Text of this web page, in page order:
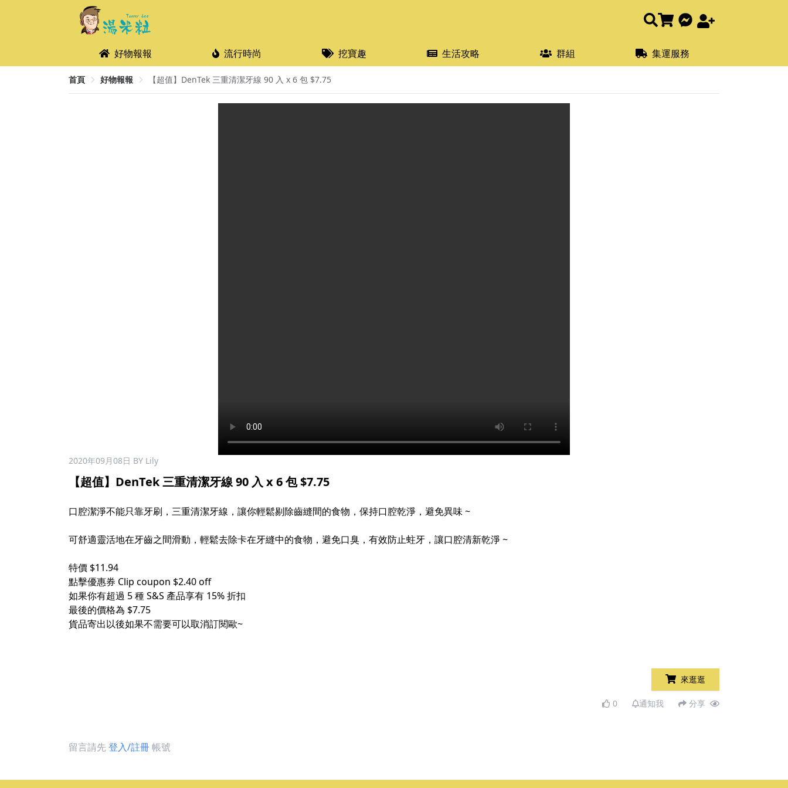
好物報報 流行時尚 挖寶趣 生活攻略 群組 集運服務
首頁 好物報報 【超值】DenTek 三重清潔牙線 90 入 x 6 包 $7.75
2020年09月08日 BY Lily
【超值】DenTek 三重清潔牙線 90 入 x 6 包 $7.75
口腔潔淨不能只靠牙刷，三重清潔牙線，讓你輕鬆剔除齒縫間的食物，保持口腔乾淨，避免異味 ~
可舒適靈活地在牙齒之間滑動，輕鬆去除卡在牙縫中的食物，避免口臭，有效防止蛀牙，讓口腔清新乾淨 ~
特價 $11.94
點擊優惠券 Clip coupon $2.40 off
如果你有超過 5 種 S&S 產品享有 15% 折扣
最後的價格為 $7.75
貨品寄出以後如果不需要可以取消訂閱歐~
來逛逛
0 通知我 分享
留言請先登入/註冊帳號